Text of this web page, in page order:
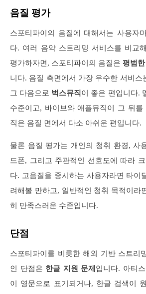
음질 평가
스포티파이의 음질에 대해서는 사용자
다. 여러 음악 스트리밍 서비스를 비교
평가하자면, 스포티파이의 음질은평범
니다. 음질 측면에서 가장 우수한 서비스
그 다음으로 벅스뮤직이 좋은 편입니다.
수준이고, 바이브와 애플뮤직이 그 뒤
직은 음질 면에서 다소 아쉬운 편입니다.
물론 음질 평가는 개인의 청취 환경, 사
드폰, 그리고 주관적인 선호도에 따라
다. 고음질을 중시하는 사용자라면 타이
려해볼 만하고, 일반적인 청취 목적이라
히 만족스러운 수준입니다.
단점
스포티파이를 비롯한 해외 기반 스트리
인 단점은 한글 지원 문제 입니다. 아티
이 영문으로 표기되거나, 한글 검색이